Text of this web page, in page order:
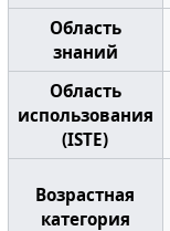
Область
знаний
Область
использования
(ISTE)
Возрастная
категория